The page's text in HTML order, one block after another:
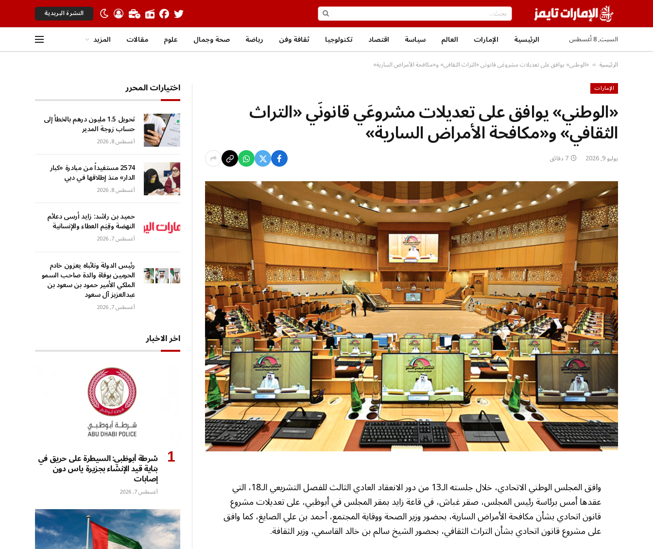
النشرة البريدية
السبت, 8 أغسطس الرئيسية الإمارات العالم سياسة اقتصاد تكنولوجيا ثقافة وفن رياضة صحة وجمال علوم مقالات المزيد
الرئيسية » «الوطني» يوافق على تعديلات مشروعَي قانونَي «التراث الثقافي» و«مكافحة الأمراض السارية»
الإمارات
«الوطني» يوافق على تعديلات مشروعَي قانونَي «التراث
الثقافي» و«مكافحة الأمراض السارية»
يوليو 9, 2026 7 دقائق
وافق المجلس الوطني الاتحادي، خلال جلسته الـ13 من دور الانعقاد العادي الثالث للفصل التشريعي الـ18، التي
عقدها أمس برئاسة رئيس المجلس، صقر غباش، في قاعة زايد بمقر المجلس في أبوظبي، على تعديلات مشروع
قانون اتحادي بشأن مكافحة الأمراض السارية، بحضور وزير الصحة ووقاية المجتمع، أحمد بن علي الصايغ، كما وافق
على مشروع قانون اتحادي بشأن التراث الثقافي، بحضور الشيخ سالم بن خالد القاسمي، وزير الثقافة.
اختيارات المحرر
تحويل 1.5 مليون درهم بالخطأ إلى
حساب زوجة المدير
أغسطس 8, 2026
2574 مستفيداً من مبادرة «كبار
الدار» منذ إطلاقها في دبي
أغسطس 8, 2026
حميد بن راشد: زايد أرسى دعائم
النهضة وقِيَم العطاء والإنسانية
أغسطس 7, 2026
رئيس الدولة ونائباه يعزون خادم
الحرمين بوفاة والدة صاحب السمو
الملكي الأمير حمود بن سعود بن
عبدالعزيز آل سعود
أغسطس 7, 2026
اخر الاخبار
شرطة أبوظبي: السيطرة على حريق في
بناية قيد الإنشاء بجزيرة ياس دون
إصابات
أغسطس 7, 2026